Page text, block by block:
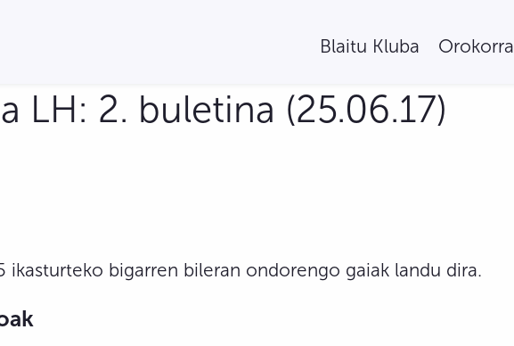
Blaitu Kluba Orokorra
LH: 2. buletina (25.06.17)
bigarren bileran ondorengo gaiak landu dira.